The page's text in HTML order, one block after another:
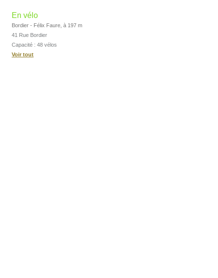
En vélo
Bordier - Félix Faure, à 197 m
41 Rue Bordier
Capacité : 48 vélos
Voir tout